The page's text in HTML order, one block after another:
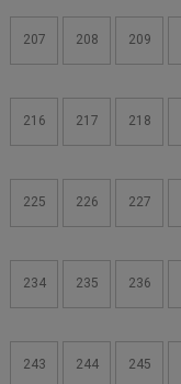
207 208 209
216 217 218
225 226 227
234 235 236
243 244 245